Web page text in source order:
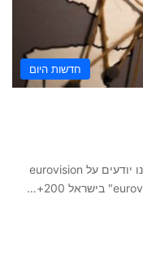
חדשות היום
כל החדשות על "eurovision 2025" מה אנחנו יודעים על eurovision